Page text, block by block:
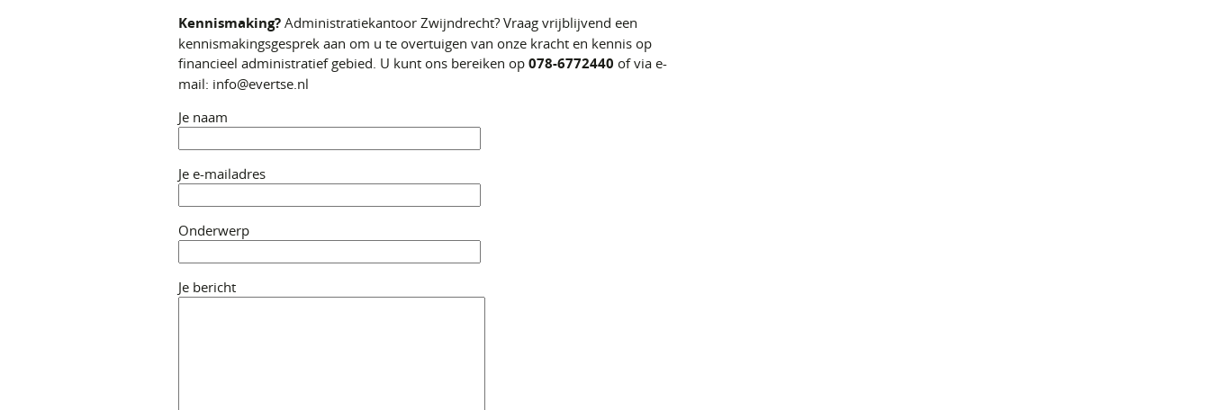
Kennismaking? Administratiekantoor Zwijndrecht? Vraag vrijblijvend een
kennismakingsgesprek aan om u te overtuigen van onze kracht en kennis op
financieel administratief gebied. U kunt ons bereiken op 078-6772440 of via e-
mail: info@evertse.nl
Je naam
Je e-mailadres
Onderwerp
Je bericht